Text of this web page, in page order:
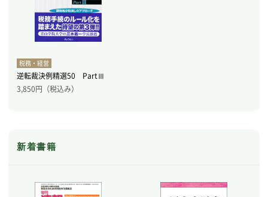
税務・経営
逆転裁決例精選50 PartⅢ
3,850円（税込み）
新着書籍